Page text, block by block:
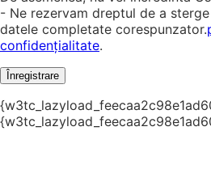
- Ne rezervam dreptul de a
datele completate corespunzator.
confidențialitate.
Înregistrare